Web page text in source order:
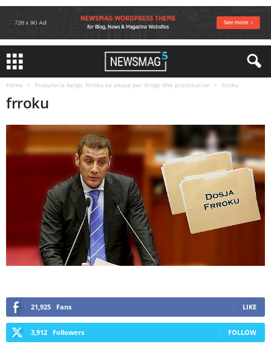
Home Prokuroria belge, Frroku ka akuza per droge dhe prostitucion frroku
frroku
21,925 Fans LIKE
3,912 Followers FOLLOW